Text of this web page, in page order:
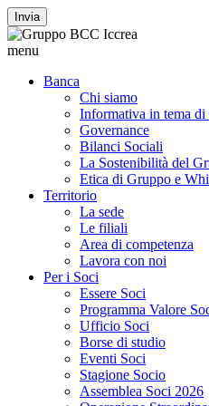
Invia
menu
Banca
Chi siamo
Informativa in tema
Governance
Bilanci Sociali
La Sostenibilità del
Etica di Gruppo e
Territorio
La sede
Le filiali
Area di competenza
Lavora con noi
Per i Soci
Essere Soci
Programma Valore
Ufficio Soci
Borse di studio
Eventi Soci
Stagione Socio
Assemblea Soci 2026